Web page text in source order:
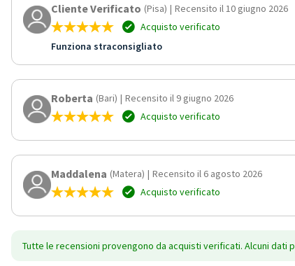
Cliente Verificato (Pisa) | Recensito il 10 giugno 2026
Acquisto verificato
Funziona straconsigliato
Roberta (Bari) | Recensito il 9 giugno 2026
Acquisto verificato
Maddalena (Matera) | Recensito il 6 agosto 2026
Acquisto verificato
Tutte le recensioni provengono da acquisti verificati. Alcuni